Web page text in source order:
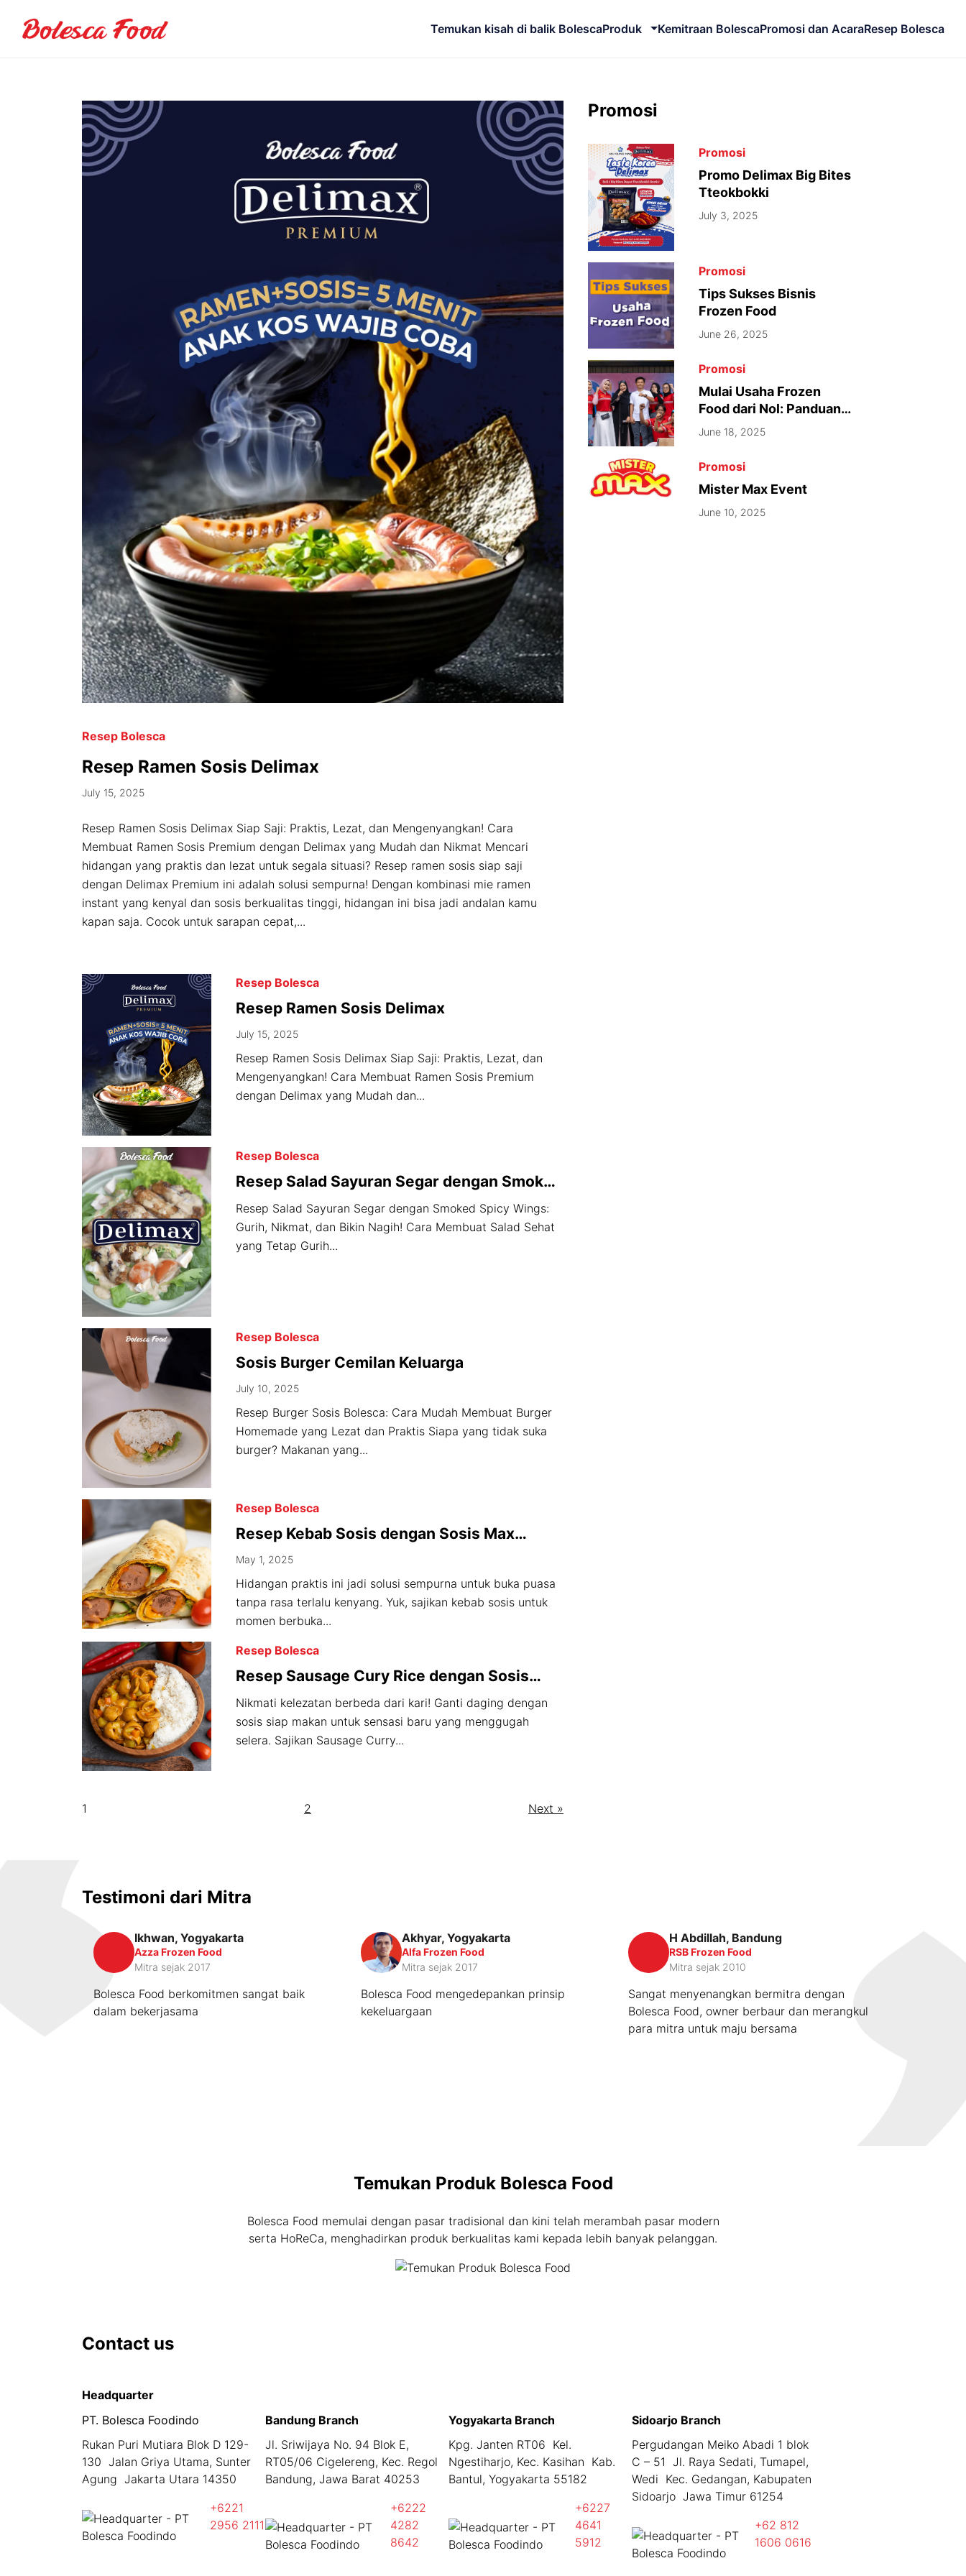
Temukan kisah di balik BolescaProduk Kemitraan BolescaPromosi dan AcaraResep Bolesca
Resep Bolesca
Resep Ramen Sosis Delimax
July 15, 2025
Resep Ramen Sosis Delimax Siap Saji: Praktis, Lezat, dan Mengenyangkan! Cara
Membuat Ramen Sosis Premium dengan Delimax yang Mudah dan Nikmat Mencari
hidangan yang praktis dan lezat untuk segala situasi? Resep ramen sosis siap saji
dengan Delimax Premium ini adalah solusi sempurna! Dengan kombinasi mie ramen
instant yang kenyal dan sosis berkualitas tinggi, hidangan ini bisa jadi andalan kamu
kapan saja. Cocok untuk sarapan cepat,...
Resep Bolesca
Resep Ramen Sosis Delimax
July 15, 2025
Resep Ramen Sosis Delimax Siap Saji: Praktis, Lezat, dan
Mengenyangkan! Cara Membuat Ramen Sosis Premium
dengan Delimax yang Mudah dan...
Resep Bolesca
Resep Salad Sayuran Segar dengan Smoked
Spicy Wings
Resep Salad Sayuran Segar dengan Smoked Spicy Wings:
Gurih, Nikmat, dan Bikin Nagih! Cara Membuat Salad Sehat
yang Tetap Gurih...
Resep Bolesca
Sosis Burger Cemilan Keluarga
July 10, 2025
Resep Burger Sosis Bolesca: Cara Mudah Membuat Burger
Homemade yang Lezat dan Praktis Siapa yang tidak suka
burger? Makanan yang...
Resep Bolesca
Resep Kebab Sosis dengan Sosis Max
Choice
May 1, 2025
Hidangan praktis ini jadi solusi sempurna untuk buka puasa
tanpa rasa terlalu kenyang. Yuk, sajikan kebab sosis untuk
momen berbuka...
Resep Bolesca
Resep Sausage Cury Rice dengan Sosis
Tastymax Premium
Nikmati kelezatan berbeda dari kari! Ganti daging dengan
sosis siap makan untuk sensasi baru yang menggugah
selera. Sajikan Sausage Curry...
1 2 Next »
Promosi
Promosi
Promo Delimax Big Bites
Tteokbokki
July 3, 2025
Promosi
Tips Sukses Bisnis
Frozen Food
June 26, 2025
Promosi
Mulai Usaha Frozen
Food dari Nol: Panduan
Lengkap untuk Pemula
June 18, 2025
Promosi
Mister Max Event
June 10, 2025
Testimoni dari Mitra
Ikhwan, Yogyakarta
Azza Frozen Food
Mitra sejak 2017
Bolesca Food berkomitmen sangat baik
dalam bekerjasama
Akhyar, Yogyakarta
Alfa Frozen Food
Mitra sejak 2017
Bolesca Food mengedepankan prinsip
kekeluargaan
H Abdillah, Bandung
RSB Frozen Food
Mitra sejak 2010
Sangat menyenangkan bermitra dengan
Bolesca Food, owner berbaur dan merangkul
para mitra untuk maju bersama
Temukan Produk Bolesca Food
Bolesca Food memulai dengan pasar tradisional dan kini telah merambah pasar modern
serta HoReCa, menghadirkan produk berkualitas kami kepada lebih banyak pelanggan.
Contact us
Headquarter
PT. Bolesca Foodindo
Rukan Puri Mutiara Blok D 129-
130 Jalan Griya Utama, Sunter
Agung Jakarta Utara 14350
+6221
2956 2111
Bandung Branch
Jl. Sriwijaya No. 94 Blok E,
RT05/06 Cigelereng, Kec. Regol
Bandung, Jawa Barat 40253
+6222
4282
8642
Yogyakarta Branch
Kpg. Janten RT06 Kel.
Ngestiharjo, Kec. Kasihan Kab.
Bantul, Yogyakarta 55182
+6227
4641
5912
Sidoarjo Branch
Pergudangan Meiko Abadi 1 blok
C – 51 Jl. Raya Sedati, Tumapel,
Wedi Kec. Gedangan, Kabupaten
Sidoarjo Jawa Timur 61254
+62 812
1606 0616